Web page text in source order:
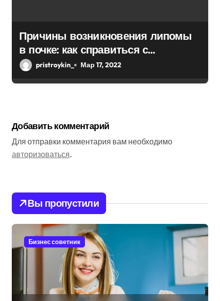
Причины возникновения липомы
в почке: как справиться с
болезнью
pristroykin_ Мар 17, 2022
Добавить комментарий
Для отправки комментария вам необходимо
авторизоваться.
Вы пропустили
Бизнес советник